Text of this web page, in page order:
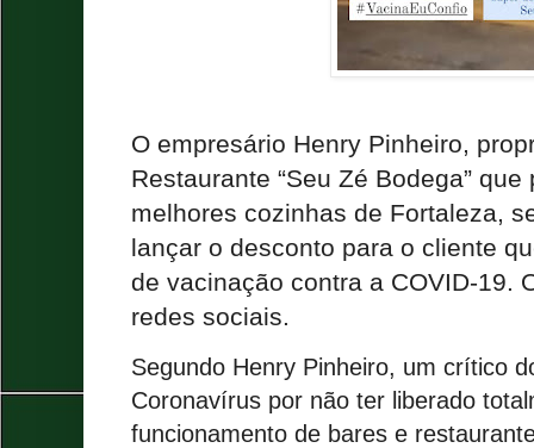
O empresário Henry Pinheiro,
Restaurante “Seu Zé Bodega”
melhores cozinhas de Fortaleza,
lançar o desconto para o cliente
de vacinação contra a COVID-19.
redes sociais.
Segundo Henry Pinheiro, um crítico
Coronavírus por não ter liberado
funcionamento de bares e